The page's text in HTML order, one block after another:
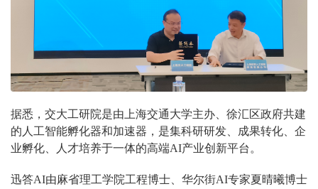
据悉，交大工研院是由上海交通大学主办、徐汇区政府共建
的人工智能孵化器和加速器，是集科研研发、成果转化、企
业孵化、人才培养于一体的高端AI产业创新平台。
迅答AI由麻省理工学院工程博士、华尔街AI专家夏晴曦博士